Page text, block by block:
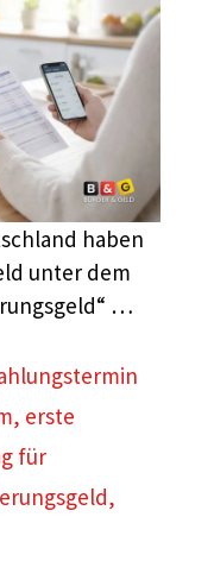
haben
unter dem
…
, erste
für
,